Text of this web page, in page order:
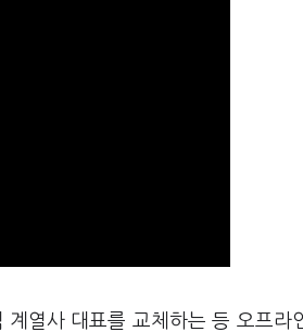
열사 대표를 교체하는 등 오프라